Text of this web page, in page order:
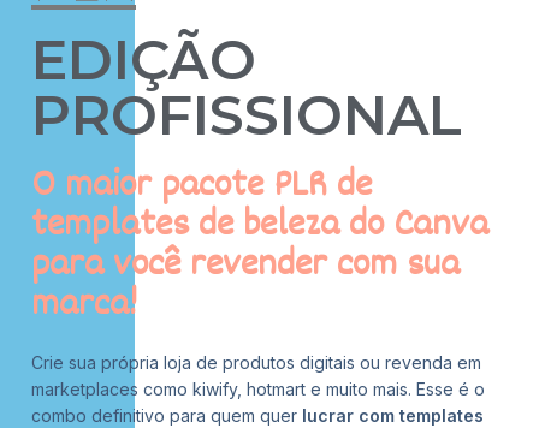
EDIÇÃO
PROFISSIONAL
O maior pacote PLR de
templates de beleza do Canva
para você revender com sua
marca!
Crie sua própria loja de produtos digitais ou revenda em
marketplaces como kiwify, hotmart e muito mais. Esse é o
combo definitivo para quem quer lucrar com templates